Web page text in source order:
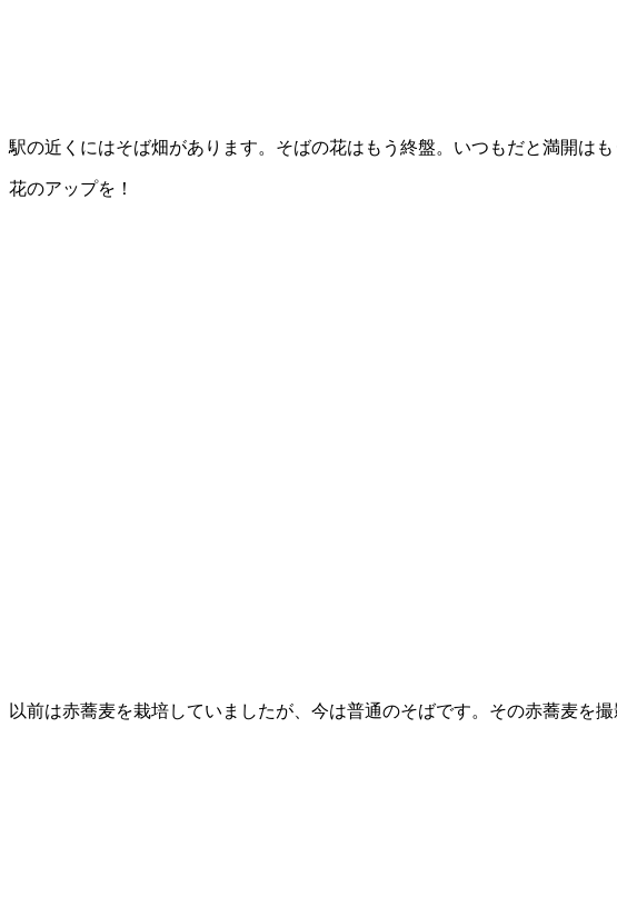
駅の近くにはそば畑があります。そばの花はもう終盤。いつもだと満開はも
花のアップを！
以前は赤蕎麦を栽培していましたが、今は普通のそばです。その赤蕎麦を